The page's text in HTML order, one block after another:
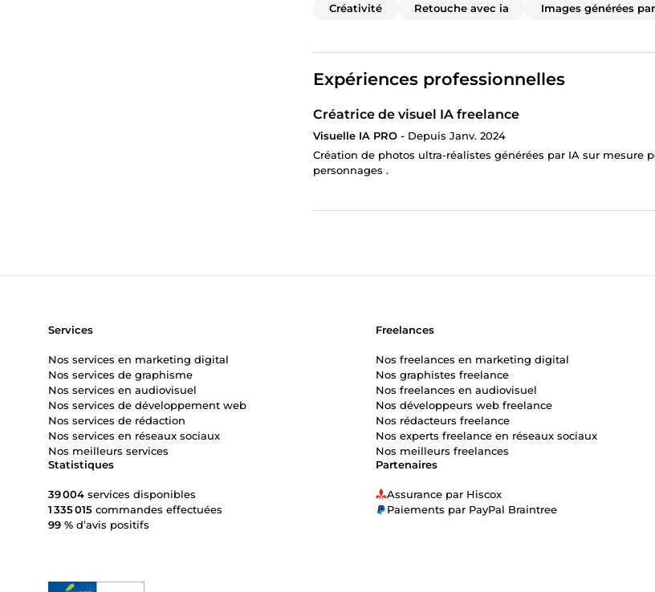
Créativité Retouche avec ia Images générées
Expériences professionnelles
Créatrice de visuel IA freelance
Visuelle IA PRO - Depuis Janv. 2024
Création de photos ultra-réalistes générées par IA sur mesure
personnages .
Partenaires
Assurance par Hiscox
Paiements par PayPal Braintree
Statistiques
39 004 services disponibles
1 335 015 commandes effectuées
99 % d’avis positifs
Services
Nos services en marketing digital
Nos services de graphisme
Nos services en audiovisuel
Nos services de développement web
Nos services de rédaction
Nos services en réseaux sociaux
Nos meilleurs services
Freelances
Nos freelances en marketing digital
Nos graphistes freelance
Nos freelances en audiovisuel
Nos développeurs web freelance
Nos rédacteurs freelance
Nos experts freelance en réseaux sociaux
Nos meilleurs freelances